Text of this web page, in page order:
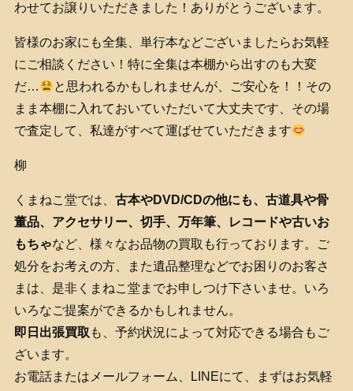
わせてお譲りいただきました！ありがとうございます。
皆様のお家にも全集、単行本などございましたらお気軽
にご相談ください！特に全集は本棚から出すのも大変
だ…
と思われるかもしれませんが、ご安心を！！その
まま本棚に入れておいていただいて大丈夫です、その場
で査定して、私達がすべて運ばせていただきます
柳
くまねこ堂では、 古本やDVD/CDの他にも、古道具や骨
董品、アクセサリー、切手、万年筆、レコードや古いお
もちゃなど、様々なお品物の買取も行っております。ご
処分をお考えの方、また遺品整理などでお困りのお客さ
まは、是非くまねこ堂までお申しつけ下さいませ。いろ
いろなご提案ができるかもしれません。
即日出張買取 も、予約状況によって対応できる場合もご
ざいます。
お電話またはメールフォーム、LINEにて、まずはお気軽